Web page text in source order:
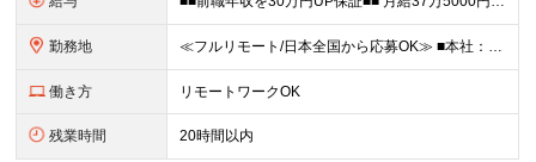
勤務地 ≪フルリモート/日本全国から応募OK≫ ■本社：東京都新宿区下宮比町2-26 KDX飯田橋ビル3F ※業務拡大につき、移転したばかりの新オフィス ※転勤なし ※週1回程度の出社がございます（地方在住
働き方 リモートワークOK
残業時間 20時間以内